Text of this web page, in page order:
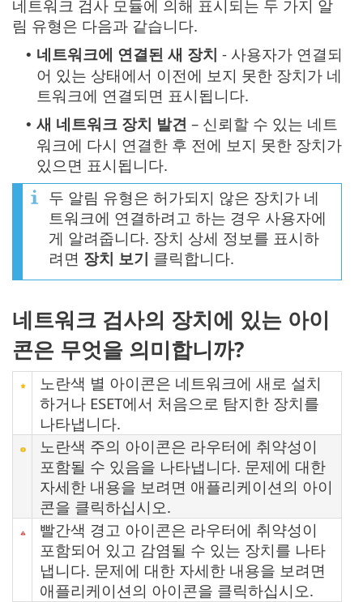
네트워크 검사 모듈에 의해 표시되는 두 가지 알
림 유형은 다음과 같습니다.
• 네트워크에 연결된 새 장치 - 사용자가 연결되
어 있는 상태에서 이전에 보지 못한 장치가 네
트워크에 연결되면 표시됩니다.
• 새 네트워크 장치 발견 – 신뢰할 수 있는 네트
워크에 다시 연결한 후 전에 보지 못한 장치가
있으면 표시됩니다.
두 알림 유형은 허가되지 않은 장치가 네
트워크에 연결하려고 하는 경우 사용자에
게 알려줍니다. 장치 상세 정보를 표시하
려면 장치 보기 클릭합니다.
네트워크 검사의 장치에 있는 아이
콘은 무엇을 의미합니까?
노란색 별 아이콘은 네트워크에 새로 설치
하거나 ESET에서 처음으로 탐지한 장치를
나타냅니다.
노란색 주의 아이콘은 라우터에 취약성이
포함될 수 있음을 나타냅니다. 문제에 대한
자세한 내용을 보려면 애플리케이션의 아이
콘을 클릭하십시오.
빨간색 경고 아이콘은 라우터에 취약성이
포함되어 있고 감염될 수 있는 장치를 나타
냅니다. 문제에 대한 자세한 내용을 보려면
애플리케이션의 아이콘을 클릭하십시오.